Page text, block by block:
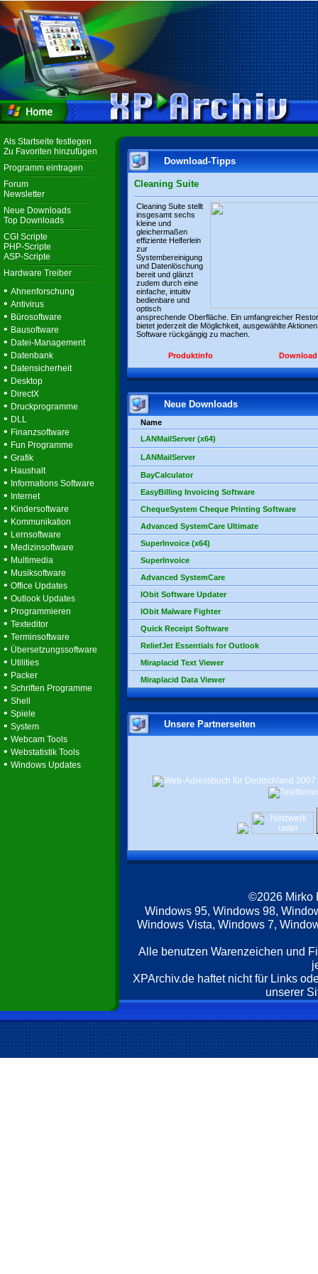
Als Startseite festlegen
Zu Favoriten hinzufügen
Programm eintragen
Forum
Newsletter
Neue Downloads
Top Downloads
CGI Scripte
PHP-Scripte
ASP-Scripte
Hardware Treiber
• Ahnenforschung
• Antivirus
• Bürosoftware
• Bausoftware
• Datei-Management
• Datenbank
• Datensicherheit
• Desktop
• DirectX
• Druckprogramme
• DLL
• Finanzsoftware
• Fun Programme
• Grafik
• Haushalt
• Informations Software
• Internet
• Kindersoftware
• Kommunikation
• Lernsoftware
• Medizinsoftware
• Multimedia
• Musiksoftware
• Office Updates
• Outlook Updates
• Programmieren
• Texteditor
• Terminsoftware
• Übersetzungssoftware
• Utilities
• Packer
• Schriften Programme
• Shell
• Spiele
• System
• Webcam Tools
• Webstatistik Tools
• Windows Updates
Download-Tipps
Cleaning Suite
Cleaning Suite stellt
insgesamt sechs
kleine und
gleichermaßen
effiziente Helferlein
zur
Systembereinigung
und Datenlöschung
bereit und glänzt
zudem durch eine
einfache, intuitiv
bedienbare und
optisch
ansprechende Oberfläche. Ein umfangreicher
bietet jederzeit die Möglichkeit, ausgewählte
Software rückgängig zu machen.
Produktinfo Download
Neue Downloads
Name
LANMailServer (x64)
LANMailServer
BayCalculator
EasyBilling Invoicing Software
ChequeSystem Cheque Printing Software
Advanced SystemCare Ultimate
SuperInvoice (x64)
SuperInvoice
Advanced SystemCare
IObit Software Updater
IObit Malware Fighter
Quick Receipt Software
ReliefJet Essentials for Outlook
Miraplacid Text Viewer
Miraplacid Data Viewer
Unsere Partnerseiten
©2026 Mirko
Windows 95, Windows 98,
Windows Vista, Windows 7,
Alle benutzen Warenzeichen und
XPArchiv.de haftet nicht für Links
unserer